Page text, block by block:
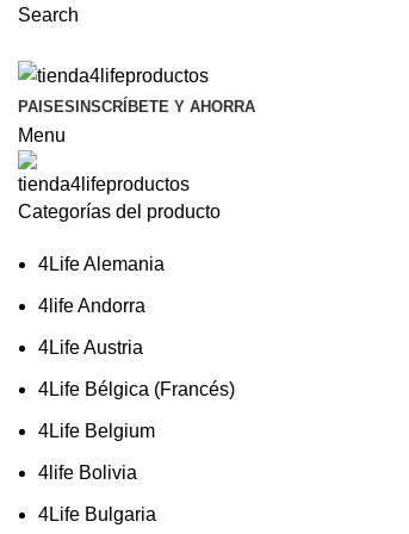
Search
PAISES INSCRÍBETE Y AHORRA
Menu
Categorías del producto
4Life Alemania
4life Andorra
4Life Austria
4Life Bélgica (Francés)
4Life Belgium
4life Bolivia
4Life Bulgaria